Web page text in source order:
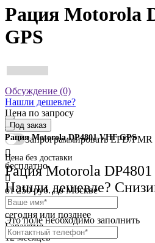
Рация Motorola
GPS
Обсуждение (0)
Рация Motorola DP4801 VHF GPS
Цена без доставки
Рация Motorola DP4801
Нашли дешевле?
Это поле необходимо заполнить
Нашли дешевле?
Цена по запросу
Под заказ
Запрограммировать LPD/PMR
бесплатно
от 250 руб. по Москве
сегодня или позднее
Гарантия
12 месяцев